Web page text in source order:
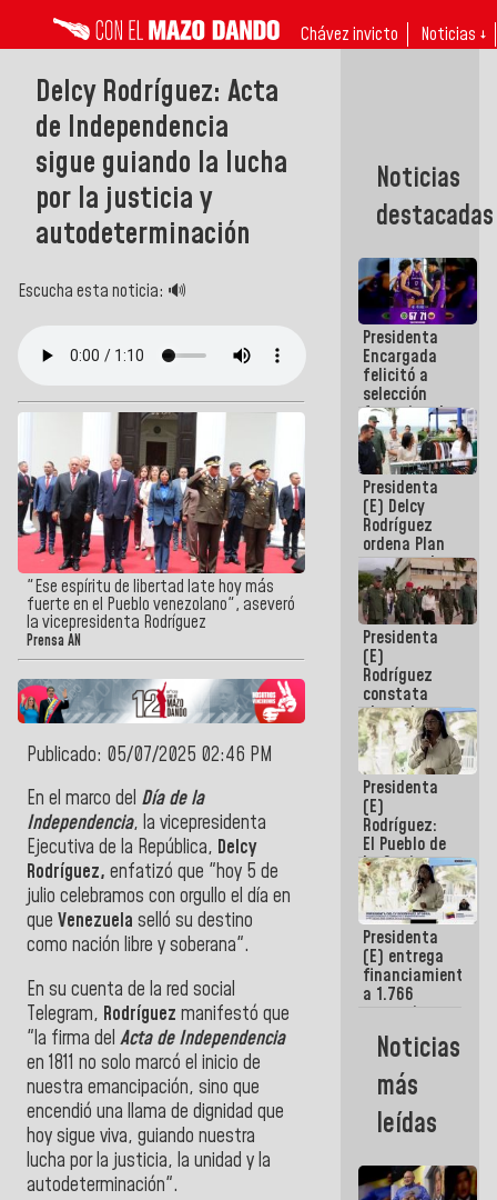
Chávez invicto Noticias ↓
Delcy Rodríguez: Acta
de Independencia
sigue guiando la lucha
por la justicia y
autodeterminación
Escucha esta noticia: 🔊
"Ese espíritu de libertad late hoy más
fuerte en el Pueblo venezolano", aseveró
la vicepresidenta Rodríguez
Prensa AN
Publicado: 05/07/2025 02:46 PM
En el marco del Día de la
Independencia, la vicepresidenta
Ejecutiva de la República, Delcy
Rodríguez, enfatizó que "hoy 5 de
julio celebramos con orgullo el día en
que Venezuela selló su destino
como nación libre y soberana".
En su cuenta de la red social
Telegram, Rodríguez manifestó que
"la firma del Acta de Independencia
en 1811 no solo marcó el inicio de
nuestra emancipación, sino que
encendió una llama de dignidad que
hoy sigue viva, guiando nuestra
lucha por la justicia, la unidad y la
autodeterminación".
Noticias
destacadas
Presidenta
Encargada
felicitó a
selección
femenina de
baloncesto
por su
clasificación
a la
AmeriCup
2027
Presidenta
(E) Delcy
Rodríguez
ordena Plan
maestro de
desarrollo
logístico y
turístico
para La
Guaira
Presidenta
(E)
Rodríguez
constata
obras de
rehabilitación
de Escuela
Militar de
Mamo en La
Guaira
Presidenta
(E)
Rodríguez:
El Pueblo de
La Guaira
siempre
estará
acompañada
por el
Gobierno
Nacional
Presidenta
(E) entrega
financiamientos
a 1.766
comerciantes
emprendedores
afectados
por
terremotos
Noticias
más
leídas